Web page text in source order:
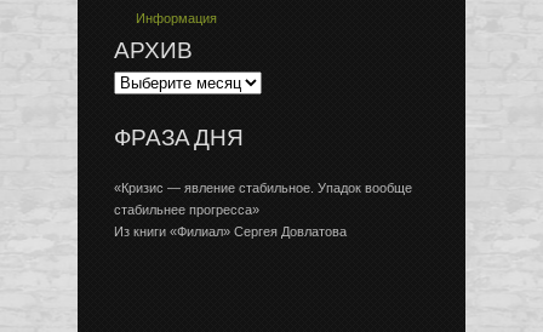
Информация
АРХИВ
ФРАЗА ДНЯ
«Кризис — явление стабильное. Упадок вообще
стабильнее прогресса»
Из книги «Филиал» Сергея Довлатова